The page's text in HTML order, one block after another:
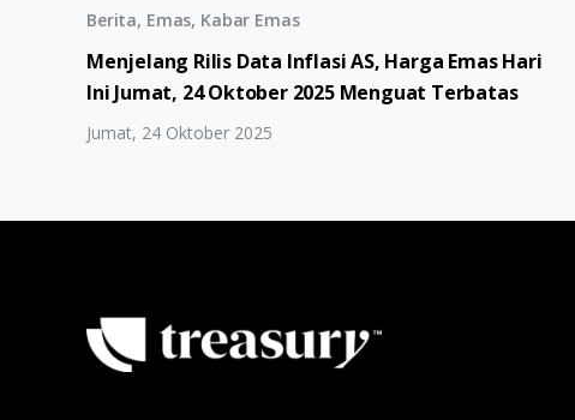
Berita, Emas, Kabar Emas
Menjelang Rilis Data Inflasi AS, Harga Emas Hari
Ini Jumat, 24 Oktober 2025 Menguat Terbatas
Jumat, 24 Oktober 2025